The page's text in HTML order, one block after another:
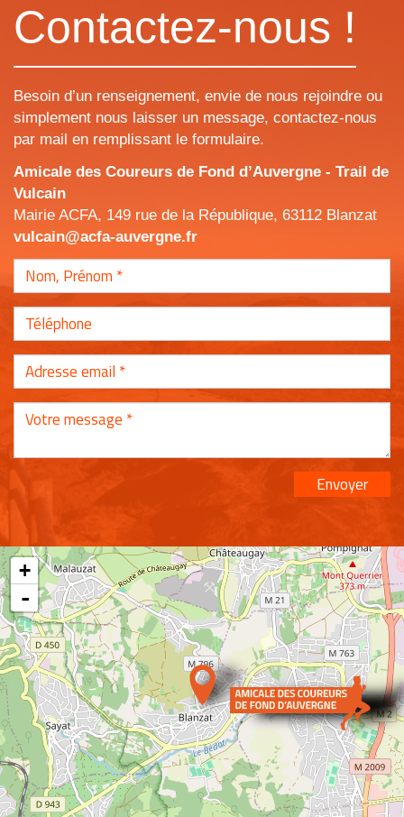
Contactez-nous !
Besoin d’un renseignement, envie de nous rejoindre ou
simplement nous laisser un message, contactez-nous
par mail en remplissant le formulaire.
Amicale des Coureurs de Fond d’Auvergne - Trail de
Vulcain
Mairie ACFA, 149 rue de la République, 63112 Blanzat
vulcain@acfa-auvergne.fr
Envoyer
+
-